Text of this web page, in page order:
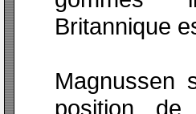
Britannique
Magnussen
position